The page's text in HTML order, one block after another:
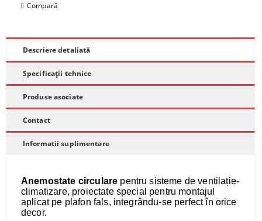
Compară
Descriere detaliată
Specificații tehnice
Produse asociate
Contact
Informatii suplimentare
Anemostate circulare pentru sisteme de ventilație-
climatizare, proiectate special pentru montajul
aplicat pe plafon fals, integrându-se perfect în orice
decor.